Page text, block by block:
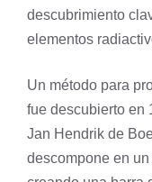
descubrimiento
elementos
Un método para
fue descubierto en
Jan Hendrik de
descompone en